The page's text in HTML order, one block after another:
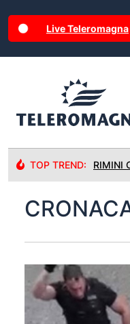
Live Teleromagna
TOP TREND: RIMINI